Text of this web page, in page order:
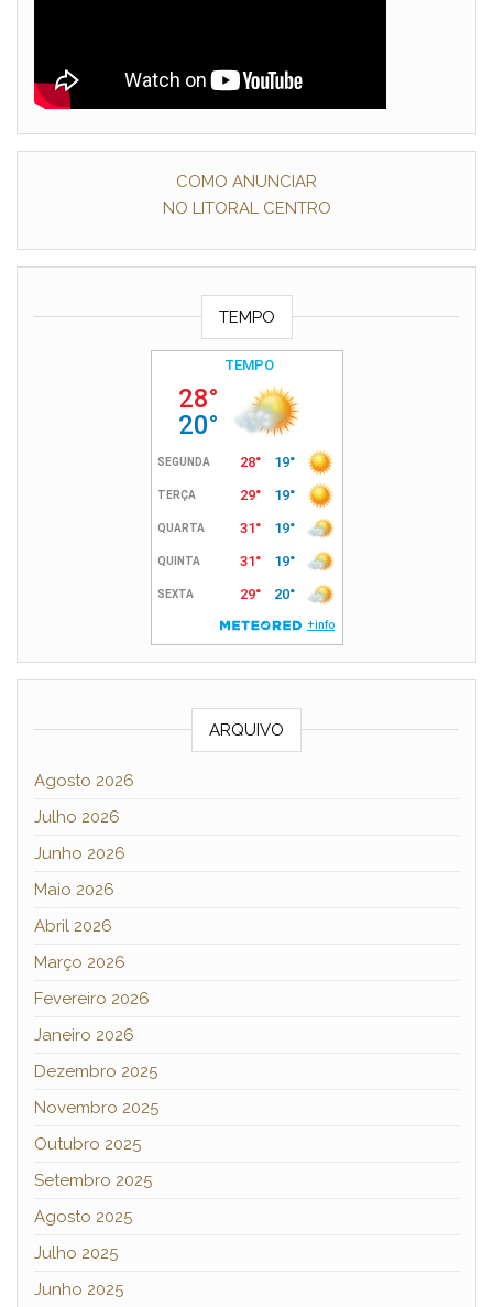
COMO ANUNCIAR
NO LITORAL CENTRO
TEMPO
ARQUIVO
Agosto 2026
Julho 2026
Junho 2026
Maio 2026
Abril 2026
Março 2026
Fevereiro 2026
Janeiro 2026
Dezembro 2025
Novembro 2025
Outubro 2025
Setembro 2025
Agosto 2025
Julho 2025
Junho 2025